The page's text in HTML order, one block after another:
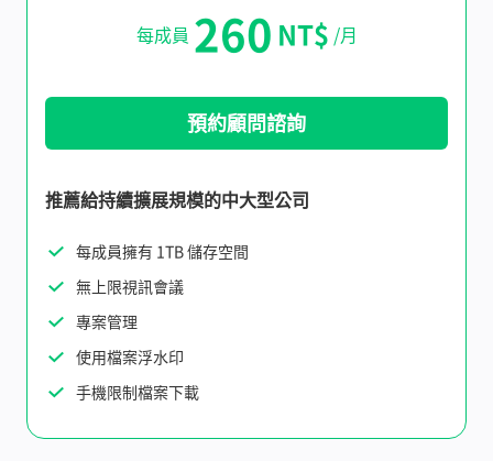
每成員 260 NT$ /月
預約顧問諮詢
推薦給持續擴展規模的中大型公司
每成員擁有 1TB 儲存空間
無上限視訊會議
專案管理
使用檔案浮水印
手機限制檔案下載